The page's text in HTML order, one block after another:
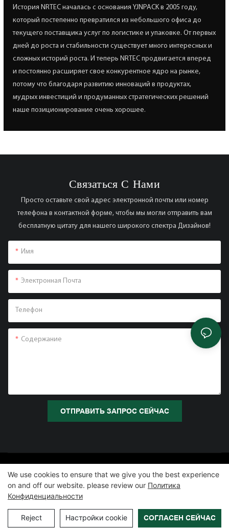
История NRTEC началась с основания YJNPACK в 2005 году,
который постепенно превратился из небольшого офиса до
текущего поставщика услуг по логистике и упаковке. От первых
дней до роста и стабильности существует много интересных и
сложных историй роста. И теперь NRTEC продвигается вперед
и постоянно расширяет свое конкурентное ядро ​​на рынке,
потому что благодаря развитию инноваций в продуктах,
мудрых инвестиций и продуманных стратегических решений
наше позиционирование очень хорошее.
Связаться С Нами
Просто оставьте свой адрес электронной почты или номер
телефона в контактной форме, чтобы мы могли отправить вам
бесплатную цитату для нашего широкого спектра Дизайнов!
Имя
Электронная Почта
Телефон
Содержание
ОТПРАВИТЬ ЗАПРОС СЕЙЧАС
Ltd. | Карта сайта|Политика конфиденциальности
We use cookies to ensure that we give you the best experience
on and off our website. please review our Политика
Конфиденциальности
Reject Настройки cookie СОГЛАСЕН СЕЙЧАС